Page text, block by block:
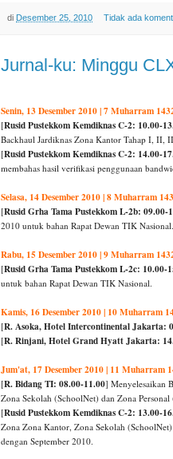
di Desember 25, 2010 Tidak ada
Jurnal-ku: Minggu
Senin, 13 Desember 2010 | 7 Muharram
[Rusid Pustekkom Kemdiknas C-2: 10.00-
Backhaul Jardiknas Zona Kantor Tahap I, II,
[Rusid Pustekkom Kemdiknas C-2: 14.00-
membahas hasil verifikasi penggunaan
Selasa, 14 Desember 2010 | 8 Muharram
[Rusid Grha Tama Pustekkom L-2b: 09.00-
2010 untuk bahan Rapat Dewan TIK Nasional.
Rabu, 15 Desember 2010 | 9 Muharram
[Rusid Grha Tama Pustekkom L-2c: 10.00-
untuk bahan Rapat Dewan TIK Nasional.
Kamis, 16 Desember 2010 | 10 Muharram
[R. Asoka, Hotel Intercontinental Jakarta:
[R. Rinjani, Hotel Grand Hyatt Jakarta:
Jum'at, 17 Desember 2010 | 11 Muharram
[R. Bidang TI: 08.00-11.00] Menyelesaikan
Zona Sekolah (SchoolNet) dan Zona
[Rusid Pustekkom Kemdiknas C-2: 13.00-
Zona Zona Kantor, Zona Sekolah
dengan September 2010.